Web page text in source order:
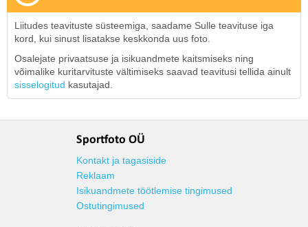
Liitudes teavituste süsteemiga, saadame Sulle teavituse iga
kord, kui sinust lisatakse keskkonda uus foto.
Osalejate privaatsuse ja isikuandmete kaitsmiseks ning
võimalike kuritarvituste vältimiseks saavad teavitusi tellida ainult
sisselogitud kasutajad.
Sportfoto OÜ
Kontakt ja tagasiside
Reklaam
Isikuandmete töötlemise tingimused
Ostutingimused